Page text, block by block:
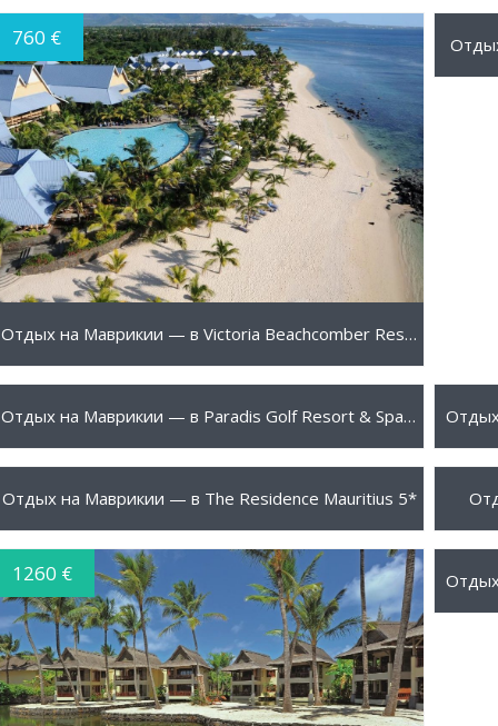
760 €
ПОДРОБНЕЕ
Отдых на Маврикии — в Victoria Beachcomber Resort 4*
820
875 € ПОДРОБНЕЕ Отдых на Маврикии — в Paradis Golf Resort & Spa 5* 900
1030 € ПОДРОБНЕЕ
Отдых на Маврикии — в The Residence Mauritius 5*
1260 €
ПОДРОБНЕЕ